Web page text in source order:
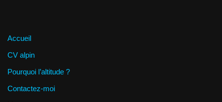
Accueil
CV alpin
Pourquoi l’altitude ?
Contactez-moi